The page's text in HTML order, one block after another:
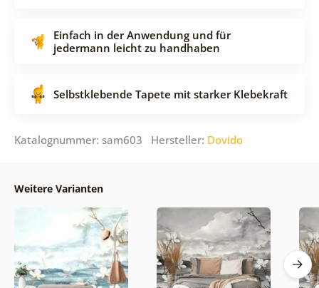
Einfach in der Anwendung und für
jedermann leicht zu handhaben
Selbstklebende Tapete mit starker Klebekraft
Katalognummer: sam603 Hersteller: Dovido
Weitere Varianten